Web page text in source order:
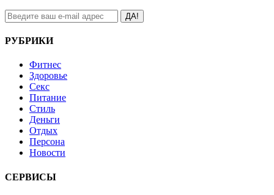
ДА!
РУБРИКИ
Фитнес
Здоровье
Секс
Питание
Стиль
Деньги
Отдых
Персона
Новости
СЕРВИСЫ